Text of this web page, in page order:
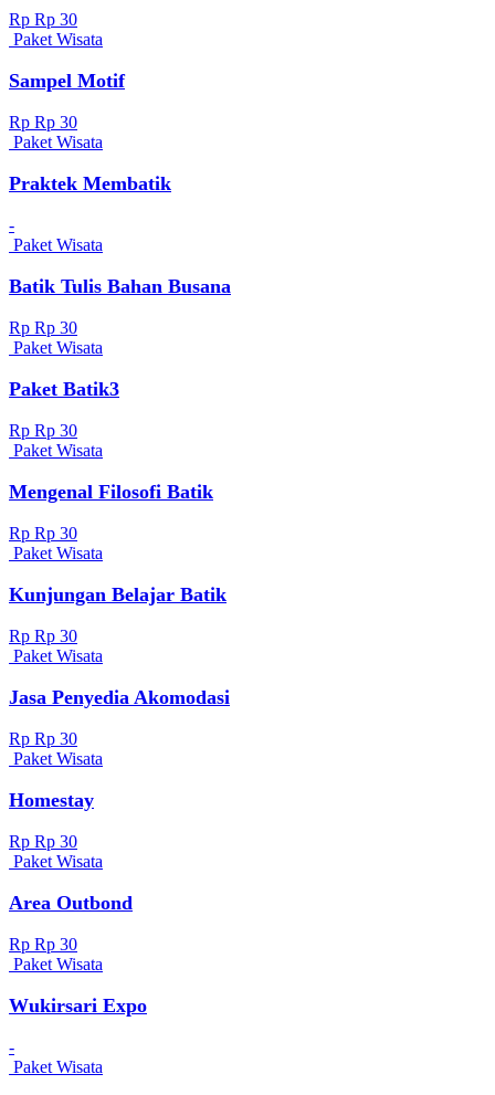
Rp Rp 30
Paket Wisata
Sampel Motif
Rp Rp 30
Paket Wisata
Praktek Membatik
-
Paket Wisata
Batik Tulis Bahan Busana
Rp Rp 30
Paket Wisata
Paket Batik3
Rp Rp 30
Paket Wisata
Mengenal Filosofi Batik
Rp Rp 30
Paket Wisata
Kunjungan Belajar Batik
Rp Rp 30
Paket Wisata
Jasa Penyedia Akomodasi
Rp Rp 30
Paket Wisata
Homestay
Rp Rp 30
Paket Wisata
Area Outbond
Rp Rp 30
Paket Wisata
Wukirsari Expo
-
Paket Wisata